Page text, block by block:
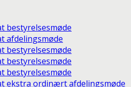
bestyrelsesmøde
afdelingsmøde
bestyrelsesmøde
bestyrelsesmøde
bestyrelsesmøde
ekstra ordinært afdelingsmøde